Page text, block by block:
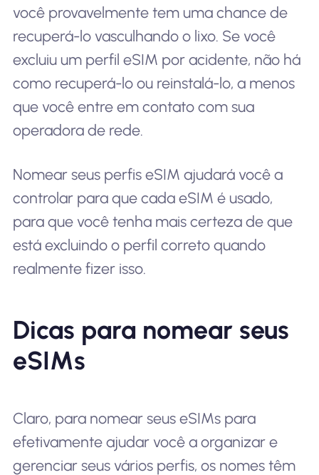
você provavelmente tem uma chance de
recuperá-lo vasculhando o lixo. Se você
excluiu um perfil eSIM por acidente, não há
como recuperá-lo ou reinstalá-lo, a menos
que você entre em contato com sua
operadora de rede.
Nomear seus perfis eSIM ajudará você a
controlar para que cada eSIM é usado,
para que você tenha mais certeza de que
está excluindo o perfil correto quando
realmente fizer isso.
Dicas para nomear seus
eSIMs
Claro, para nomear seus eSIMs para
efetivamente ajudar você a organizar e
gerenciar seus vários perfis, os nomes têm